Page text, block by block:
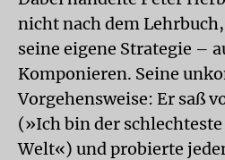
nicht nach dem
seine eigene Strategie –
Komponieren. Seine
Vorgehensweise: Er saß
(»Ich bin der
Welt«) und probierte